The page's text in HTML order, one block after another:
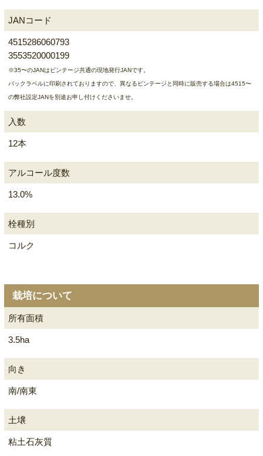
JANコード
4515286060793
3553520000199
※35〜のJANはビンテージ共通の現地発行JANです。
バックラベルに印刷されておりますので、異なるビンテージと同時に販売する場合は4515〜
の弊社設定JANを別途お申し付けくださいませ。
入数
12本
アルコール度数
13.0%
栓種別
コルク
栽培について
所有面積
3.5ha
向き
南/南東
土壌
粘土石灰質